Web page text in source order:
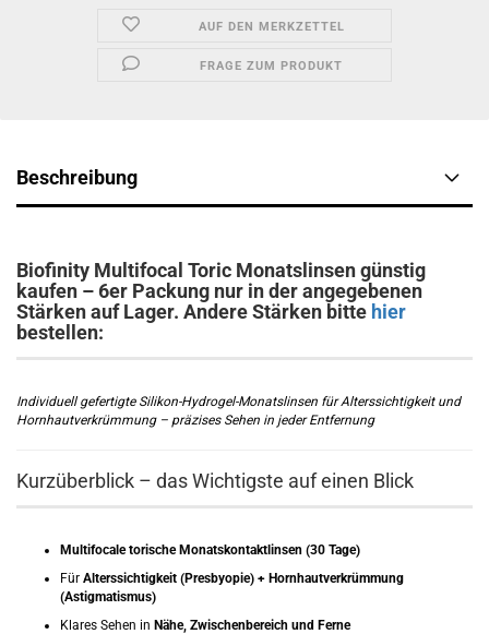
AUF DEN MERKZETTEL
FRAGE ZUM PRODUKT
Beschreibung
Biofinity Multifocal Toric Monatslinsen günstig
kaufen – 6er Packung nur in der angegebenen
Stärken auf Lager. Andere Stärken bitte hier
bestellen:
Individuell gefertigte Silikon-Hydrogel-Monatslinsen für Alterssichtigkeit und
Hornhautverkrümmung – präzises Sehen in jeder Entfernung
Kurzüberblick – das Wichtigste auf einen Blick
Multifocale torische Monatskontaktlinsen (30 Tage)
Für Alterssichtigkeit (Presbyopie) + Hornhautverkrümmung
(Astigmatismus)
Klares Sehen in Nähe, Zwischenbereich und Ferne